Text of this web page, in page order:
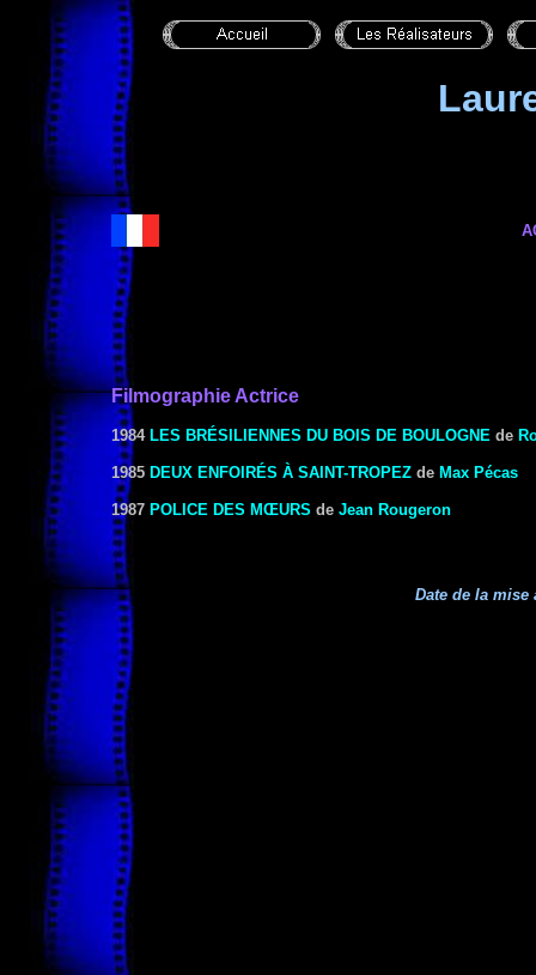
Filmographie Actrice
1984 LES BRÉSILIENNES DU BOIS DE BOULOGNE de
1985 DEUX ENFOIRÉS À SAINT-TROPEZ de Max Pécas
1987 POLICE DES MŒURS de Jean Rougeron
Date de la